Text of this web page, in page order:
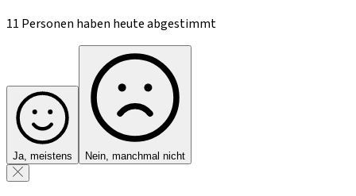
11 Personen haben heute abgestimmt
Ja, meistens Nein, manchmal nicht